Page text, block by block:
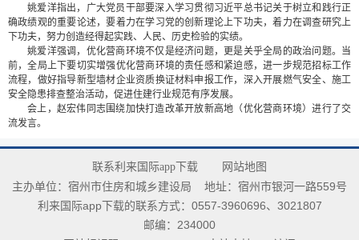
姚爱洋指出，广大党员干部要深入学习贯彻习近平总书记关于树立和践行正
确政绩观的重要论述，要着力在学习党的创新理论上下功夫，着力在调查研究上
下功夫，努力创造经得起实践、人民、历史检验的实绩。
姚爱洋强调，优化营商环境不仅是经济问题，更是关乎全局的政治问题。当
前，全局上下要切实增强优化营商环境的责任感和紧迫感，进一步规范招标工作
流程，做好指导新型墙材企业资质换证材料申报工作，深入开展燃气安全、施工
安全隐患排查整治活动，促进住建行业规范有序发展。
会上，赵宏伟同志围绕加快打造改革开放新高地（优化营商环境）进行了交
流发言。
联系利来国际app下载 网站地图
主办单位：宿州市住房和城乡建设局
地址：宿州市银河一路559号
利来国际app下载的联系方式：0557-3960696、3021807
邮编：234000